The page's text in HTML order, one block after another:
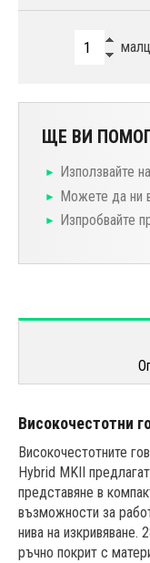
ЩЕ ВИ
Използвайте
Можете да ни
Изпробвайте
Високочестотни
Високочестотните
Hybrid MKII
представяне в
възможности за
нива на изкривяване.
ръчно покрит с